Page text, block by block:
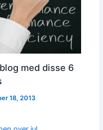
med disse 6
18, 2013